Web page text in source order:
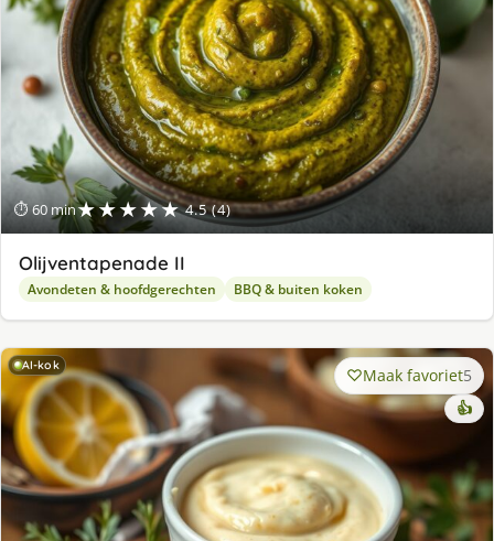
⏱ 60 min★★★★★ 4.5 (4)
Olijventapenade II
Avondeten & hoofdgerechten BBQ & buiten koken
AI-kok Maak favoriet5
👍